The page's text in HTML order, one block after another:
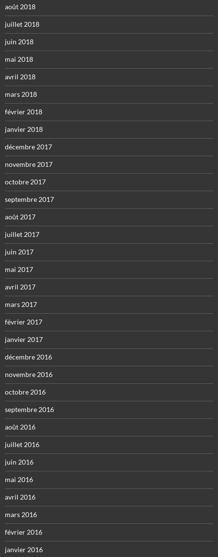
août 2018
juillet 2018
juin 2018
mai 2018
avril 2018
mars 2018
février 2018
janvier 2018
décembre 2017
novembre 2017
octobre 2017
septembre 2017
août 2017
juillet 2017
juin 2017
mai 2017
avril 2017
mars 2017
février 2017
janvier 2017
décembre 2016
novembre 2016
octobre 2016
septembre 2016
août 2016
juillet 2016
juin 2016
mai 2016
avril 2016
mars 2016
février 2016
janvier 2016